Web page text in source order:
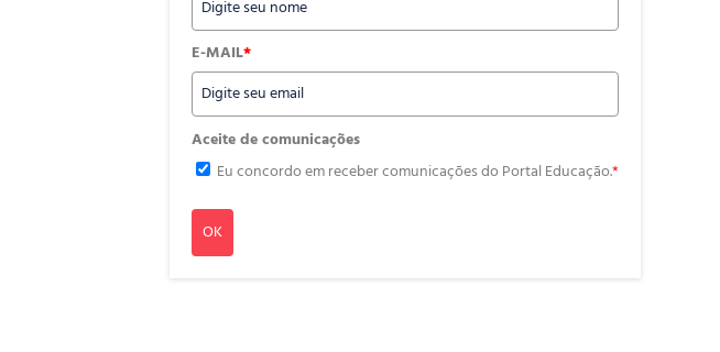
E-MAIL*
Aceite de comunicações
Eu concordo em receber comunicações do Portal Educação.*
OK